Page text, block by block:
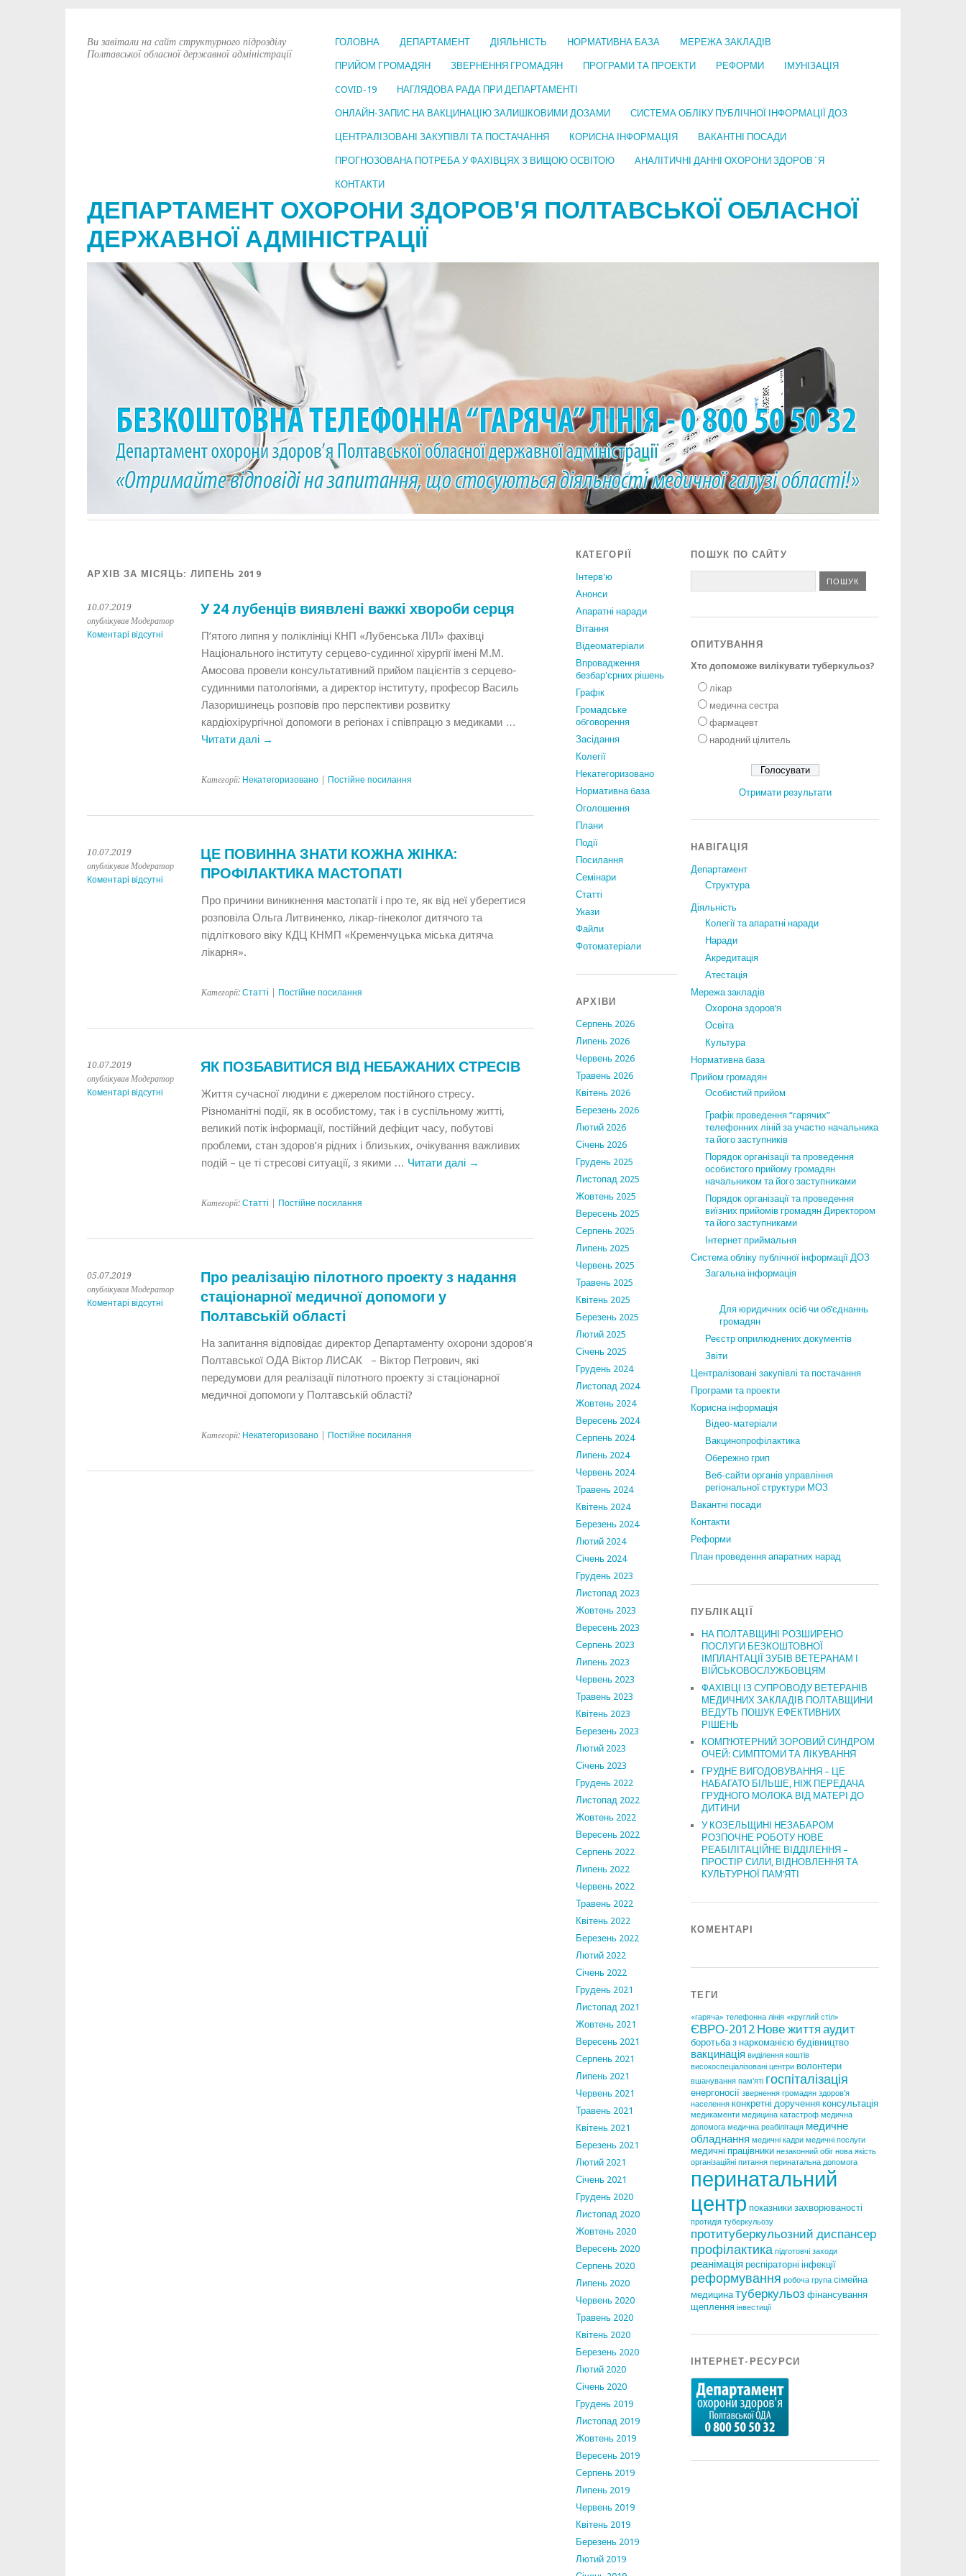
ГОЛОВНА ДЕПАРТАМЕНТ ДІЯЛЬНІСТЬ НОРМАТИВНА БАЗА МЕРЕЖА ЗАКЛАДІВ
ПРИЙОМ ГРОМАДЯН ЗВЕРНЕННЯ ГРОМАДЯН ПРОГРАМИ ТА ПРОЕКТИ РЕФОРМИ ІМУНІЗАЦІЯ
COVID-19 НАГЛЯДОВА РАДА ПРИ ДЕПАРТАМЕНТІ
ОНЛАЙН-ЗАПИС НА ВАКЦИНАЦІЮ ЗАЛИШКОВИМИ ДОЗАМИ СИСТЕМА ОБЛІКУ ПУБЛІЧНОЇ ІНФОРМАЦІЇ ДОЗ
ЦЕНТРАЛІЗОВАНІ ЗАКУПІВЛІ ТА ПОСТАЧАННЯ КОРИСНА ІНФОРМАЦІЯ ВАКАНТНІ ПОСАДИ
ПРОГНОЗОВАНА ПОТРЕБА У ФАХІВЦЯХ З ВИЩОЮ ОСВІТОЮ АНАЛІТИЧНІ ДАННІ ОХОРОНИ ЗДОРОВ`Я
КОНТАКТИ
ДЕПАРТАМЕНТ ОХОРОНИ ЗДОРОВ'Я ПОЛТАВСЬКОЇ ОБЛАСНОЇ
ДЕРЖАВНОЇ АДМІНІСТРАЦІЇ
Ви завітали на сайт структурного підрозділу
Полтавської обласної державної адміністрації
АРХІВ ЗА МІСЯЦЬ: ЛИПЕНЬ 2019
10.07.2019
опублікував Модератор
Коментарі відсутні
У 24 лубенців виявлені важкі хвороби серця
П’ятого липня у поліклініці КНП «Лубенська ЛІЛ» фахівці
Національного інституту серцево-судинної хірургії імені М.М.
Амосова провели консультативний прийом пацієнтів з серцево-
судинними патологіями, а директор інституту, професор Василь
Лазоришинець розповів про перспективи розвитку
кардіохірургічної допомоги в регіонах і співпрацю з медиками …
Читати далі →
Категорії: Некатегоризовано| Постійне посилання
10.07.2019
опублікував Модератор
Коментарі відсутні
ЦЕ ПОВИННА ЗНАТИ КОЖНА ЖІНКА:
ПРОФІЛАКТИКА МАСТОПАТІ
Про причини виникнення мастопатії і про те, як від неї уберегтися
розповіла Ольга Литвиненко, лікар-гінеколог дитячого та
підліткового віку КДЦ КНМП «Кременчуцька міська дитяча
лікарня».
Категорії: Статтi Постійне посилання
10.07.2019
опублікував Модератор
Коментарі відсутні
ЯК ПОЗБАВИТИСЯ ВІД НЕБАЖАНИХ СТРЕСІВ
Життя сучасної людини є джерелом постійного стресу.
Різноманітні події, як в особистому, так і в суспільному житті,
великий потік інформації, постійний дефіцит часу, побутові
проблеми, стан здоров’я рідних і близьких, очікування важливих
подій – це ті стресові ситуації, з якими … Читати далі →
Категорії: Статтi Постійне посилання
05.07.2019
опублікував Модератор
Коментарі відсутні
Про реалізацію пілотного проекту з надання
стаціонарної медичної допомоги у
Полтавській області
На запитання відповідає директор Департаменту охорони здоров’я
Полтавської ОДА Віктор ЛИСАК – Віктор Петрович, які
передумови для реалізації пілотного проекту зі стаціонарної
медичної допомоги у Полтавській області?
Категорії: Некатегоризовано| Постійне посилання
КАТЕГОРІЇ
Інтерв'ю
Анонси
Апаратні наради
Вiтання
Відеоматеріали
Впровадження
безбар'єрних рішень
Графiк
Громадське
обговорення
Засідання
Колегії
Некатегоризовано
Нормативна база
Оголошення
Плани
Події
Посилання
Семінари
Статтi
Укази
Файли
Фотоматеріали
АРХІВИ
Серпень 2026
Липень 2026
Червень 2026
Травень 2026
Квітень 2026
Березень 2026
Лютий 2026
Січень 2026
Грудень 2025
Листопад 2025
Жовтень 2025
Вересень 2025
Серпень 2025
Липень 2025
Червень 2025
Травень 2025
Квітень 2025
Березень 2025
Лютий 2025
Січень 2025
Грудень 2024
Листопад 2024
Жовтень 2024
Вересень 2024
Серпень 2024
Липень 2024
Червень 2024
Травень 2024
Квітень 2024
Березень 2024
Лютий 2024
Січень 2024
Грудень 2023
Листопад 2023
Жовтень 2023
Вересень 2023
Серпень 2023
Липень 2023
Червень 2023
Травень 2023
Квітень 2023
Березень 2023
Лютий 2023
Січень 2023
Грудень 2022
Листопад 2022
Жовтень 2022
Вересень 2022
Серпень 2022
Липень 2022
Червень 2022
Травень 2022
Квітень 2022
Березень 2022
Лютий 2022
Січень 2022
Грудень 2021
Листопад 2021
Жовтень 2021
Вересень 2021
Серпень 2021
Липень 2021
Червень 2021
Травень 2021
Квітень 2021
Березень 2021
Лютий 2021
Січень 2021
Грудень 2020
Листопад 2020
Жовтень 2020
Вересень 2020
Серпень 2020
Липень 2020
Червень 2020
Травень 2020
Квітень 2020
Березень 2020
Лютий 2020
Січень 2020
Грудень 2019
Листопад 2019
Жовтень 2019
Вересень 2019
Серпень 2019
Липень 2019
Червень 2019
Квітень 2019
Березень 2019
Лютий 2019
ПОШУК ПО САЙТУ
ОПИТУВАННЯ
Хто допоможе вилікувати туберкульоз?
лікар
медична сестра
фармацевт
народний цілитель
Отримати результати
НАВІГАЦІЯ
Департамент
Структура
Діяльність
Колегії та апаратні наради
Наради
Акредитація
Атестація
Мережа закладів
Охорона здоров’я
Освіта
Культура
Нормативна база
Прийом громадян
Особистий прийом
Графік проведення “гарячих”
телефонних ліній за участю начальника
та його заступників
Порядок організації та проведення
особистого прийому громадян
начальником та його заступниками
Порядок організації та проведення
виїзних прийомів громадян Директором
та його заступниками
Інтернет приймальня
Система обліку публічної інформації ДОЗ
Загальна інформація
Для юридичних осіб чи об’єднаннь
громадян
Реєстр оприлюднених документів
Звіти
Централізовані закупівлі та постачання
Програми та проекти
Корисна інформація
Відео-матеріали
Вакцинопрофілактика
Обережно грип
Веб-сайти органів управління
регіональної структури МОЗ
Вакантні посади
Контакти
Реформи
План проведення апаратних нарад
ПУБЛІКАЦІЇ
НА ПОЛТАВЩИНІ РОЗШИРЕНО
ПОСЛУГИ БЕЗКОШТОВНОЇ
ІМПЛАНТАЦІЇ ЗУБІВ ВЕТЕРАНАМ І
ВІЙСЬКОВОСЛУЖБОВЦЯМ
ФАХІВЦІ ІЗ СУПРОВОДУ ВЕТЕРАНІВ
МЕДИЧНИХ ЗАКЛАДІВ ПОЛТАВЩИНИ
ВЕДУТЬ ПОШУК ЕФЕКТИВНИХ
РІШЕНЬ
КОМП’ЮТЕРНИЙ ЗОРОВИЙ СИНДРОМ
ОЧЕЙ: СИМПТОМИ ТА ЛІКУВАННЯ
ГРУДНЕ ВИГОДОВУВАННЯ – ЦЕ
НАБАГАТО БІЛЬШЕ, НІЖ ПЕРЕДАЧА
ГРУДНОГО МОЛОКА ВІД МАТЕРІ ДО
ДИТИНИ
У КОЗЕЛЬЩИНІ НЕЗАБАРОМ
РОЗПОЧНЕ РОБОТУ НОВЕ
РЕАБІЛІТАЦІЙНЕ ВІДДІЛЕННЯ –
ПРОСТІР СИЛИ, ВІДНОВЛЕННЯ ТА
КУЛЬТУРНОЇ ПАМ’ЯТІ
КОМЕНТАРІ
ТЕГИ
«гаряча» телефонна лінія «круглий стіл»
ЄВРО-2012 Нове життя аудит
боротьба з наркоманією будівництво
вакцинація виділення коштів
високоспеціалізовані центри волонтери
вшанування пам'яті госпіталізація
енергоносії звернення громадян здоров'я
населення конкретні доручення консультація
медикаменти медицина катастроф медична
допомога медична реабілітація медичне
обладнання медичні кадри медичні послуги
медичні працівники незаконний обіг нова якість
організаційні питання перинатальна допомога
перинатальний
центр показники захворюваності
протидія туберкульозу
протитуберкульозний диспансер
профілактика підготовчі заходи
реанімація респіраторні інфекції
реформування робоча група сімейна
медицина туберкульоз фінансування
щеплення інвестиції
ІНТЕРНЕТ-РЕСУРСИ